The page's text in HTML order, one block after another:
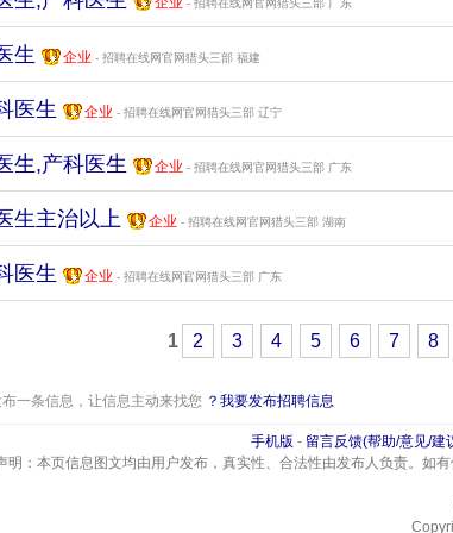
- 招聘在线网官网猎头三部 广东
生 企业 - 招聘在线网官网猎头三部 福建
医生 企业 - 招聘在线网官网猎头三部 辽宁
生,产科医生 企业 - 招聘在线网官网猎头三部 广东
生主治以上 企业 - 招聘在线网官网猎头三部 湖南
医生 企业 - 招聘在线网官网猎头三部 广东
1 2 3 4 5 6 7 8
一条信息，让信息主动来找您 ？我要发布招聘信息
手机版 - 留言反馈(帮助/意见/建
明：本页信息图文均由用户发布，真实性、合法性由发布人负责。如